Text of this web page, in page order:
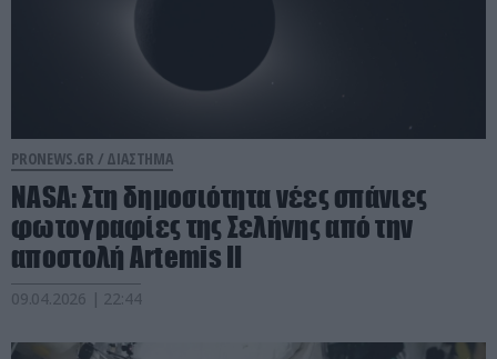
PRONEWS.GR / ΔΙΑΣΤΗΜΑ
NASA: Στη δημοσιότητα νέες σπάνιες
φωτογραφίες της Σελήνης από την
αποστολή Artemis II
09.04.2026 | 22:44